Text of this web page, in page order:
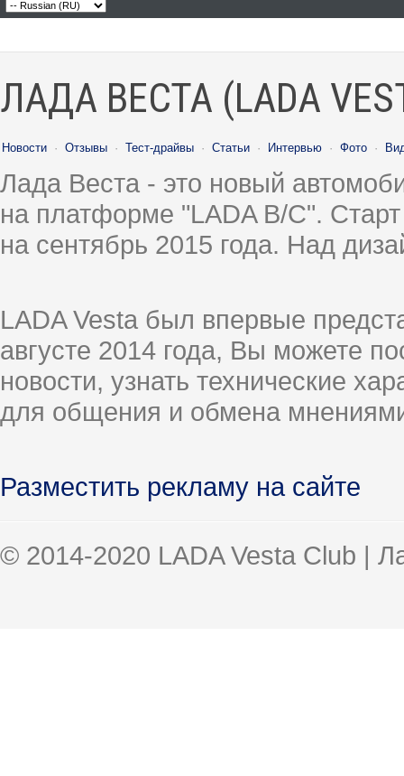
ЛАДА ВЕСТА (LADA
Новости · Отзывы · Тест-драйвы · Статьи · Интервью · Фото ·
Лада Веста - это новый
на платформе "LADA B/C".
на сентябрь 2015 года. Над
LADA Vesta был впервые
августе 2014 года, Вы можете
новости, узнать технические
для общения и обмена
Разместить рекламу на сайте
© 2014-2020 LADA Vesta Club |